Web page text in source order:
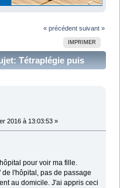
« précédent suivant »
IMPRIMER
Tétraplégie puis
2016 à 13:03:53 »
pour voir ma fille.
l'hôpital, pas de passage
au domicile. J'ai appris ceci